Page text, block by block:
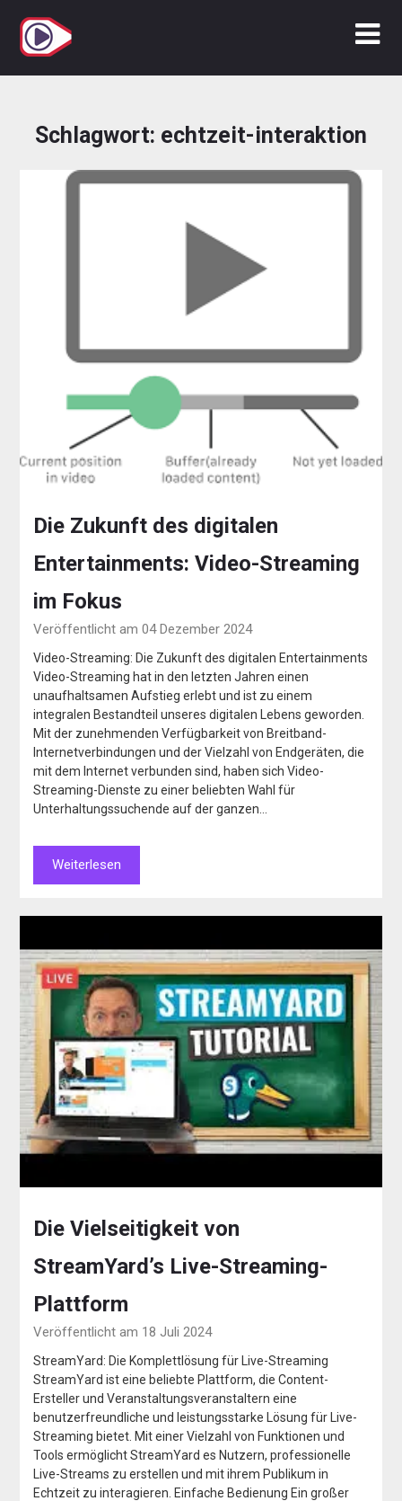
Inhalt
springen
Schlagwort: echtzeit-interaktion
Die Zukunft des digitalen
Entertainments: Video-Streaming
im Fokus
Veröffentlicht am 04 Dezember 2024
Video-Streaming: Die Zukunft des digitalen Entertainments
Video-Streaming hat in den letzten Jahren einen
unaufhaltsamen Aufstieg erlebt und ist zu einem
integralen Bestandteil unseres digitalen Lebens geworden.
Mit der zunehmenden Verfügbarkeit von Breitband-
Internetverbindungen und der Vielzahl von Endgeräten, die
mit dem Internet verbunden sind, haben sich Video-
Streaming-Dienste zu einer beliebten Wahl für
Unterhaltungssuchende auf der ganzen…
Weiterlesen
Die Vielseitigkeit von
StreamYard’s Live-Streaming-
Plattform
Veröffentlicht am 18 Juli 2024
StreamYard: Die Komplettlösung für Live-Streaming
StreamYard ist eine beliebte Plattform, die Content-
Ersteller und Veranstaltungsveranstaltern eine
benutzerfreundliche und leistungsstarke Lösung für Live-
Streaming bietet. Mit einer Vielzahl von Funktionen und
Tools ermöglicht StreamYard es Nutzern, professionelle
Live-Streams zu erstellen und mit ihrem Publikum in
Echtzeit zu interagieren. Einfache Bedienung Ein großer